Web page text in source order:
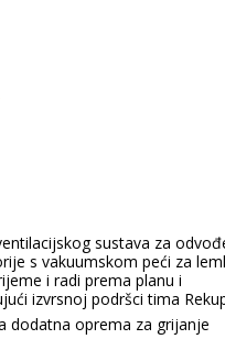
sustava za
s vakuumskom peći za
i radi prema planu i
izvrsnoj podršci tima
dodatna oprema za grijanje